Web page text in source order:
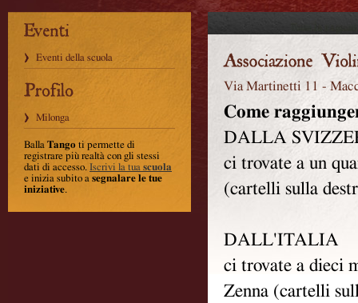
Eventi della scuola
Milonga
Balla Tango ti permette di
registrare più realtà con gli stessi
dati di accesso. Iscrivi la tua scuola
e inizia subito a segnalare le tue
iniziative.
Via Martinetti 11 -
Come
DALLA
ci trovate a un
(cartelli sulla
DALL'ITALIA
ci trovate a dieci
Zenna (cartelli